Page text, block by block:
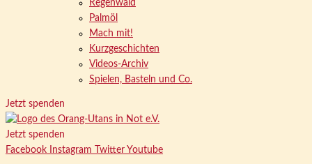
Regenwald
Palmöl
Mach mit!
Kurzgeschichten
Videos-Archiv
Spielen, Basteln und Co.
Jetzt spenden
Jetzt spenden
Facebook
Instagram Twitter Youtube